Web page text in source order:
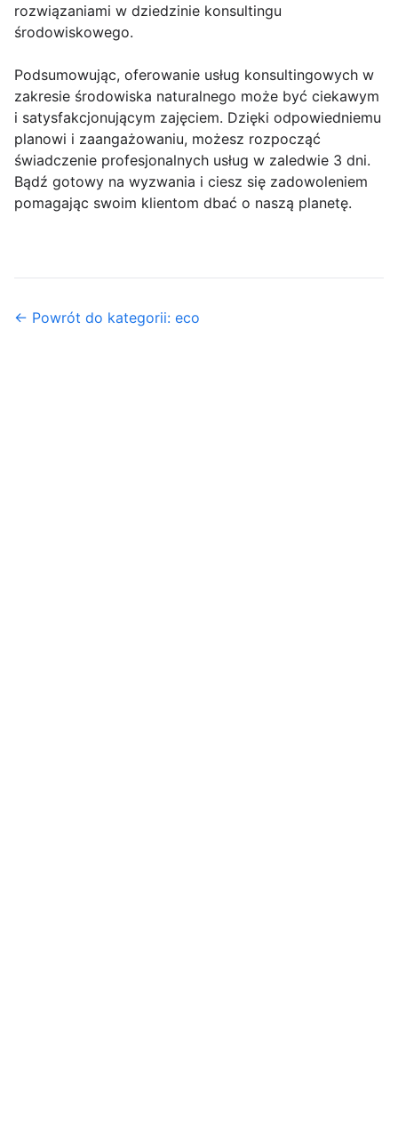
rozwiązaniami w dziedzinie konsultingu
środowiskowego.
Podsumowując, oferowanie usług konsultingowych w
zakresie środowiska naturalnego może być ciekawym
i satysfakcjonującym zajęciem. Dzięki odpowiedniemu
planowi i zaangażowaniu, możesz rozpocząć
świadczenie profesjonalnych usług w zaledwie 3 dni.
Bądź gotowy na wyzwania i ciesz się zadowoleniem
pomagając swoim klientom dbać o naszą planetę.
← Powrót do kategorii: eco